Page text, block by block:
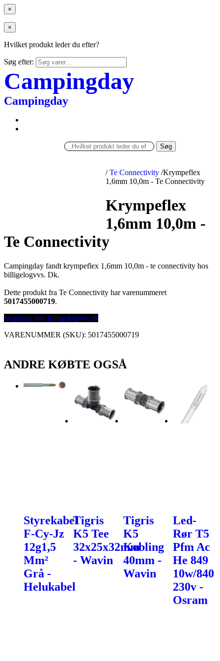
×
×
Hvilket produkt leder du efter?
Søg efter:
Campingday
Campingday
Søg
/ Te Connectivity /Krympeflex
1,6mm 10,0m - Te Connectivity
Krympeflex
1,6mm 10,0m -
Te Connectivity
Campingday fandt krympeflex 1,6mm 10,0m - te connectivity hos
billigelogvvs. Dk.
Dette produkt fra Te Connectivity har varenummeret
5017455000719.
Se prisen hos Billigelogvvs.dk
VARENUMMER (SKU): 5017455000719
ANDRE KØBTE OGSÅ
Styrekabel
F-Cy-Jz
12g1,5
Mm²
Grå -
Helukabel
Tigris
K5 Tee
32x25x32mm
- Wavin
Tigris
K5
Kobling
40mm -
Wavin
Led-
Rør T5
Pfm Ac
He 849
10w/840
230v -
Osram